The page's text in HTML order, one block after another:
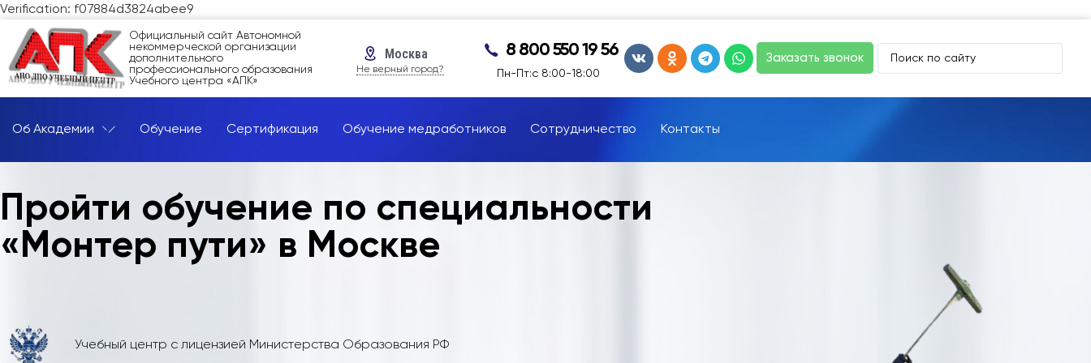
Verification: f07884d3824abee9
Официальный сайт Автономной
некоммерческой организации
дополнительного
профессионального образования
Учебного центра «АПК»
Москва
Не верный город?
8 800 550 19 56
Пн-Пт:с 8:00-18:00
Заказать звонок
Об Академии Обучение Сертификация Обучение медработников Сотрудничество Контакты
Пройти обучение по специальности
«Монтер пути» в Москве
Учебный центр с лицензией Министерства Образования РФ